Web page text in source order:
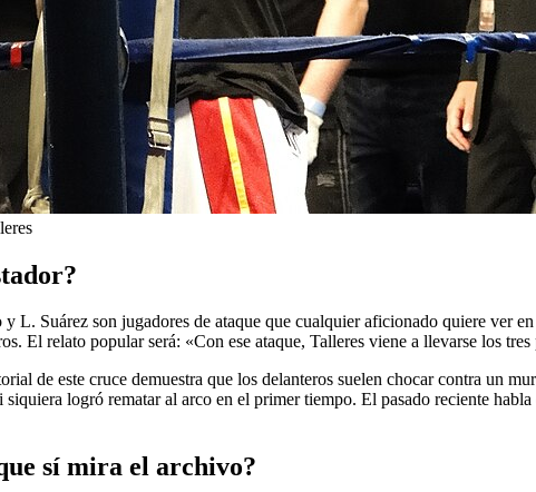
L. Suárez son jugadores de ataque que cualquier aficionado quiere ver
El relato popular será: «Con ese ataque, Talleres viene a llevarse los tres
de este cruce demuestra que los delanteros suelen chocar contra un
logró rematar al arco en el primer tiempo. El pasado reciente
sí mira el archivo?